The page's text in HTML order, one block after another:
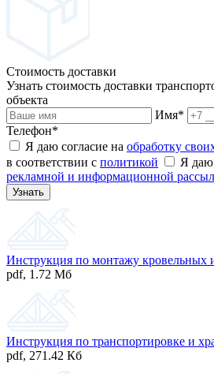
Стоимость доставки
Узнать стоимость доставки
объекта
Имя*
Телефон*
Я даю согласие на обработку
в соответствии с политикой
Я даю
рекламной и информационной
Инструкция по монтажу кровельных
pdf, 1.72 Мб
Инструкция по транспортировке и
pdf, 271.42 Кб